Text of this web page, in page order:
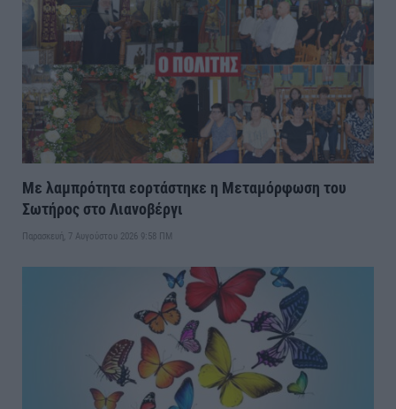
Με λαμπρότητα εορτάστηκε η Μεταμόρφωση του
Σωτήρος στο Λιανοβέργι
Παρασκευή, 7 Αυγούστου 2026 9:58 ΠΜ